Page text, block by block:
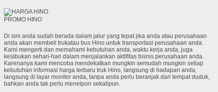
PROMO HINO
Di sini anda sudah berada dalam jalur yang tepat jika anda atau perusahaan
anda akan membeli trukatau bus Hino untuk transportasi perusahaan anda.
Kami mengerti dan memahami kebutuhan anda, waktu kerja anda, juga
kesibukan sehari-hari dalam menjalankan aktifitas bisnis perusahaan anda.
Karenanya kami mencoba mendekatkan mungkin semudah mungkin setiap
kebutuhan informasi harga terbaru truk Hino, langsung di hadapan anda,
langsung di layar monitor anda, tanpa anda perlu beranjak dari tempat duduk,
bahkan anda tak perlu menelpon sekalipun.